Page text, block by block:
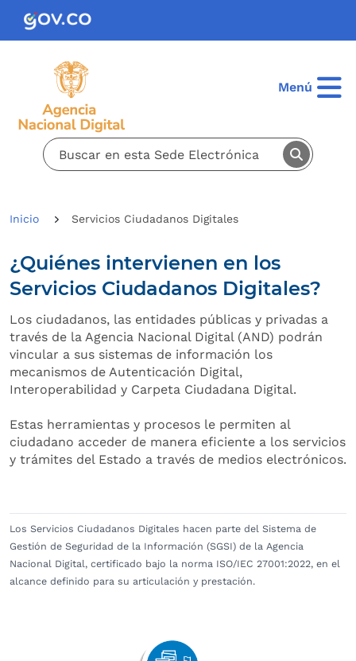
Pasar al contenido principal
Menú
Inicio Servicios Ciudadanos Digitales
¿Quiénes intervienen en los
Servicios Ciudadanos Digitales?
Los ciudadanos, las entidades públicas y privadas a
través de la Agencia Nacional Digital (AND) podrán
vincular a sus sistemas de información los
mecanismos de Autenticación Digital,
Interoperabilidad y Carpeta Ciudadana Digital.
Estas herramientas y procesos le permiten al
ciudadano acceder de manera eficiente a los servicios
y trámites del Estado a través de medios electrónicos.
Los Servicios Ciudadanos Digitales hacen parte del Sistema de
Gestión de Seguridad de la Información (SGSI) de la Agencia
Nacional Digital, certificado bajo la norma ISO/IEC 27001:2022, en el
alcance definido para su articulación y prestación.